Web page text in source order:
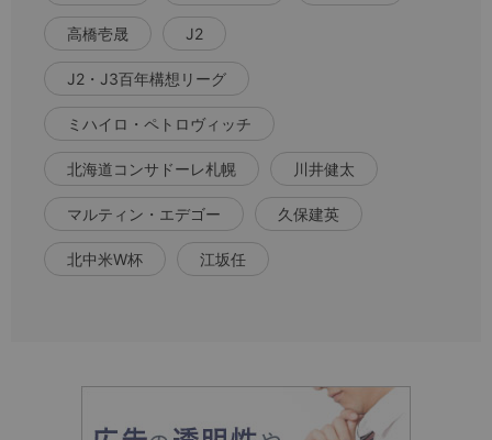
高橋壱晟 J2
J2・J3百年構想リーグ
ミハイロ・ペトロヴィッチ
北海道コンサドーレ札幌 川井健太
マルティン・エデゴー 久保建英
北中米W杯 江坂任